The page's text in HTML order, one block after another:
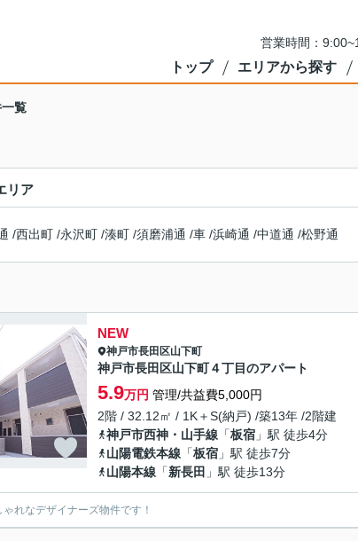
営業時間：
トップ エリアから探す
覧
リア
/西出町 /永沢町 /湊町 /須磨浦通 /車 /浜崎通 /中道通 /松野通
NEW
神戸市長田区山下町
神戸市長田区山下町４丁目のアパート
5.9万円 管理/共益費5,000円
2階 / 32.12㎡ / 1K＋S(納戸) /築13年 /2階建
神戸市西神・山手線 「板宿 」駅 徒歩4分
山陽電鉄本線 「板宿 」駅 徒歩7分
山陽本線 「新長田 」駅 徒歩13分
れなデザイナーズ物件です！